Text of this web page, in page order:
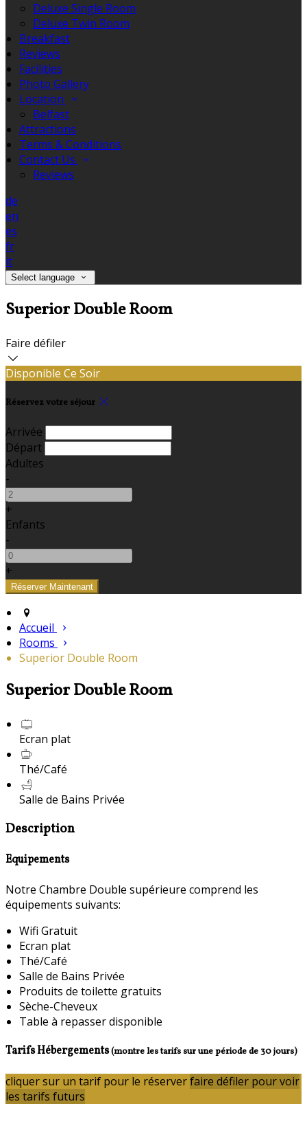
Deluxe Single Room
Deluxe Twin Room
Breakfast
Reviews
Facilities
Photo Gallery
Location
Belfast
Attractions
Terms & Conditions
Contact Us
Reviews
de
en
es
fr
it
Select language
Superior Double Room
Faire défiler
Disponible Ce Soir
Réservez votre séjour
Arrivée
Départ
Adultes
-
+
Enfants
-
+
Accueil
Rooms
Superior Double Room
Superior Double Room
Ecran plat
Thé/Café
Salle de Bains Privée
Description
Equipements
Notre Chambre Double supérieure comprend les
équipements suivants:
Wifi Gratuit
Ecran plat
Thé/Café
Salle de Bains Privée
Produits de toilette gratuits
Sèche-Cheveux
Table à repasser disponible
Tarifs Hébergements(montre les tarifs sur une période de 30 jours)
cliquer sur un tarif pour le réserverfaire défiler pour voir
les tarifs futurs